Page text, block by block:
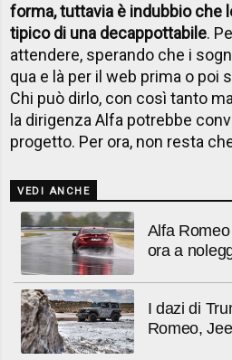
forma, tuttavia è indubbio che
tipico di una decappottabile.
attendere, sperando che i
qua e là per il web prima o poi
Chi può dirlo, con così tanto
la dirigenza Alfa potrebbe
progetto. Per ora, non resta
VEDI ANCHE
Alfa
ora a
I dazi di
Romeo,